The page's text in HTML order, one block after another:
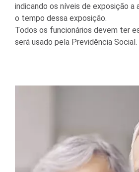
indicando os níveis de exposição a
o tempo dessa exposição.
Todos os funcionários devem ter
será usado pela Previdência Social.